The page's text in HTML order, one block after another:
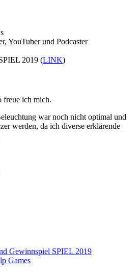
YouTuber und Podcaster
2019 (LINK)
freue ich mich.
war noch nicht optimal und
werden, da ich diverse erklärende
Gewinnspiel SPIEL 2019
Games